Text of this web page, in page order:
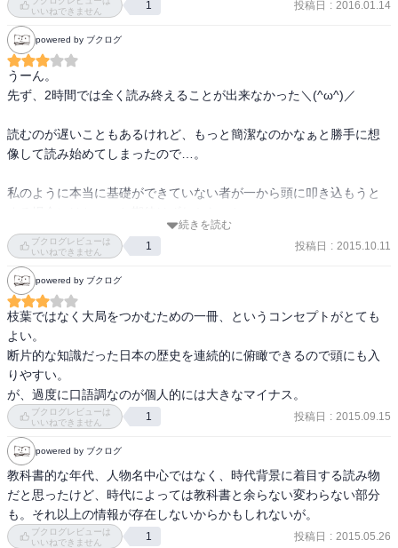
目次から抜粋引用
“旧石器時代～弥生時代
大和・飛鳥時代
奈良時代
鎌倉時代”
おまかな流れをまとめた一冊。
結果まで、大切な用語を強調させながら書か
れています。
上記の引用は、仕事の引き継ぎに関する不
正を正す役職についての一節。
不正をどんなに正そうとしても、それを監視
するのもまた人なので、いくらでも監視する
人が増えてしまうのかもしれませんね。
どんなにまともに仕事をしても、監視する人
のご機嫌一つで何もかもダメになってしまう
ようでは、どんどん世の中はやる気を無くし
てしまうでしょう。
試験の結果を気にすることが要らない大人
になっていると、気楽に歴史を楽しめるこう
いう本はありがたいものです。
何が何でも覚えなければ、という重圧がない
ので、読めば読むほど面白くなるのではない
いいねできません
1 投稿日 : 2016.01.14
powered by ブクログ
うーん。
先ず、2時間では全く読み終えることが出来なかった＼(^ω^)／
読むのが遅いこともあるけれど、もっと簡潔なのかなぁと勝手に想
像して読み始めてしまったので…。
私のように本当に基礎ができていない者が一から頭に叩き込もうと
まぁ小学校の教科書から読み直せって話ですね。
反省です。
続きを読む
ブクログレビューは
いいねできません
1 投稿日 : 2015.10.11
powered by ブクログ
枝葉ではなく大局をつかむための一冊、というコンセプトがとても
よい。
断片的な知識だった日本の歴史を連続的に俯瞰できるので頭にも入
りやすい。
が、過度に口語調なのが個人的には大きなマイナス。
ブクログレビューは
いいねできません
1 投稿日 : 2015.09.15
powered by ブクログ
教科書的な年代、人物名中心ではなく、時代背景に着目する読み物
だと思ったけど、時代によっては教科書と余らない変わらない部分
も。それ以上の情報が存在しないからかもしれないが。
ブクログレビューは
いいねできません
1 投稿日 : 2015.05.26